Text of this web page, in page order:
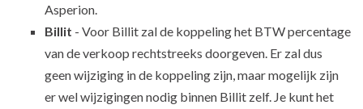
Asperion.
Billit - Voor Billit zal de koppeling het BTW percentage
van de verkoop rechtstreeks doorgeven. Er zal dus
geen wijziging in de koppeling zijn, maar mogelijk zijn
er wel wijzigingen nodig binnen Billit zelf. Je kunt het